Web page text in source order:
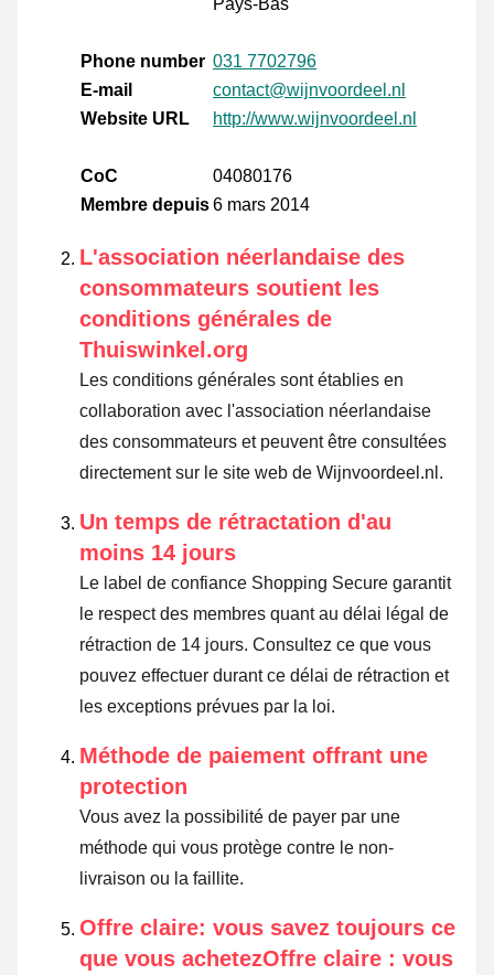
Pays-Bas
Phone number 031 7702796
E-mail
contact@wijnvoordeel.nl
Website URL
http://www.wijnvoordeel.nl
CoC
04080176
Membre depuis6 mars 2014
L'association néerlandaise des
consommateurs soutient les
conditions générales de
Thuiswinkel.org
Les conditions générales sont établies en
collaboration avec l'association néerlandaise
des consommateurs et peuvent être consultées
directement sur le site web de Wijnvoordeel.nl.
Un temps de rétractation d'au
moins 14 jours
Le label de confiance Shopping Secure garantit
le respect des membres quant au délai légal de
rétraction de 14 jours. Consultez ce que vous
pouvez effectuer durant ce délai de rétraction et
les exceptions prévues par la loi.
Méthode de paiement offrant une
protection
Vous avez la possibilité de payer par une
méthode qui vous protège contre le non-
livraison ou la faillite.
Offre claire: vous savez toujours ce
que vous achetezOffre claire : vous